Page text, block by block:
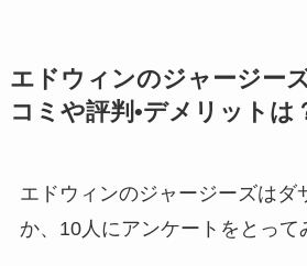
エドウィンのジャージー
コミや評判•デメリットは
エドウィンのジャージーズはダ
か、10人にアンケートをとって